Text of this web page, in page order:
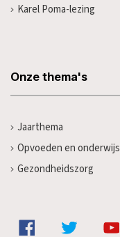
Karel Poma-lezing
Onze thema's
Jaarthema
Opvoeden en onderwijs
Gezondheidszorg